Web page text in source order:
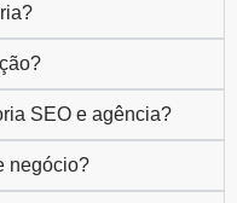
SEO e agência?
negócio?